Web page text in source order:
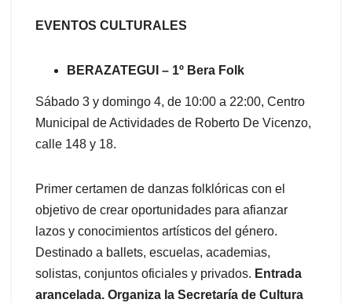
EVENTOS CULTURALES
BERAZATEGUI – 1º Bera Folk
Sábado 3 y domingo 4, de 10:00 a 22:00, Centro
Municipal de Actividades de Roberto De Vicenzo,
calle 148 y 18.
Primer certamen de danzas folklóricas con el
objetivo de crear oportunidades para afianzar
lazos y conocimientos artísticos del género.
Destinado a ballets, escuelas, academias,
solistas, conjuntos oficiales y privados. Entrada
arancelada. Organiza la Secretaría de Cultura